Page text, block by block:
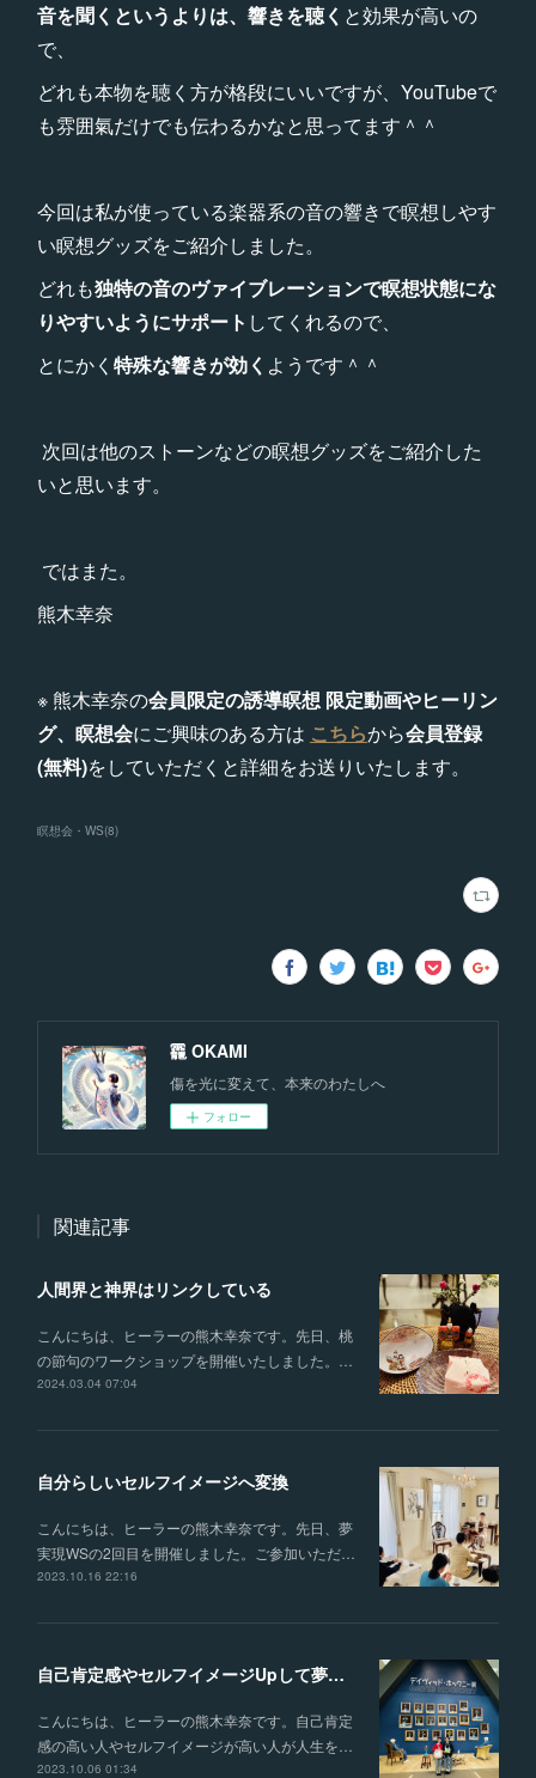
音を聞くというよりは、響きを聴く と効果が高いの
で、
どれも本物を聴く方が格段にいいですが、YouTubeで
も雰囲氣だけでも伝わるかなと思ってます＾＾
今回は私が使っている楽器系の音の響きで瞑想しやす
い瞑想グッズをご紹介しました。
どれも独特の音のヴァイブレーションで瞑想状態にな
りやすいようにサポート してくれるので、
とにかく 特殊な響きが効く ようです＾＾
次回は他のストーンなどの瞑想グッズをご紹介した
いと思います。
ではまた。
熊木幸奈
※ 熊木幸奈の会員限定の誘導瞑想 限定動画やヒーリン
グ、瞑想会にご興味のある方は こちらから会員登録
(無料)をしていただくと詳細をお送りいたします。
瞑想会・WS(8)
龗 OKAMI
傷を光に変えて、本来のわたしへ
フォロー
関連記事
人間界と神界はリンクしている
こんにちは、ヒーラーの熊木幸奈です。先日、桃
の節句のワークショップを開催いたしました。…
2024.03.04 07:04
自分らしいセルフイメージへ変換
こんにちは、ヒーラーの熊木幸奈です。先日、夢
実現WSの2回目を開催しました。ご参加いただ…
2023.10.16 22:16
自己肯定感やセルフイメージUpして夢実現♪＠10/15②
こんにちは、ヒーラーの熊木幸奈です。自己肯定
感の高い人やセルフイメージが高い人が人生を…
2023.10.06 01:34